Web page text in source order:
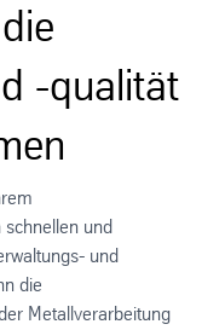
-qualität
und
und
die
Metallverarbeitung